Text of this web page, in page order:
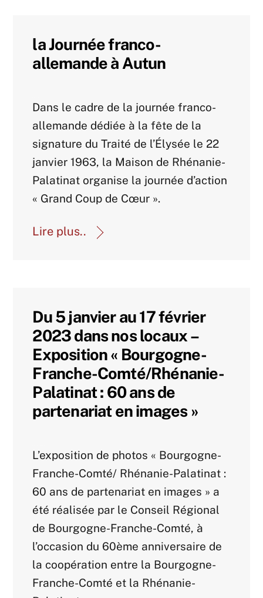
la Journée franco-
allemande à Autun
Dans le cadre de la journée franco-
allemande dédiée à la fête de la
signature du Traité de l’Élysée le 22
janvier 1963, la Maison de Rhénanie-
Palatinat organise la journée d’action
« Grand Coup de Cœur ».
Lire plus..
Du 5 janvier au 17 février
2023 dans nos locaux –
Exposition « Bourgogne-
Franche-Comté/Rhénanie-
Palatinat : 60 ans de
partenariat en images »
L’exposition de photos « Bourgogne-
Franche-Comté/ Rhénanie-Palatinat :
60 ans de partenariat en images » a
été réalisée par le Conseil Régional
de Bourgogne-Franche-Comté, à
l’occasion du 60ème anniversaire de
la coopération entre la Bourgogne-
Franche-Comté et la Rhénanie-